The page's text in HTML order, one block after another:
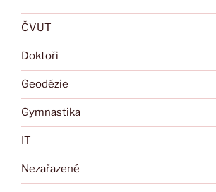
ČVUT
Doktoři
Geodézie
Gymnastika
IT
Nezařazené